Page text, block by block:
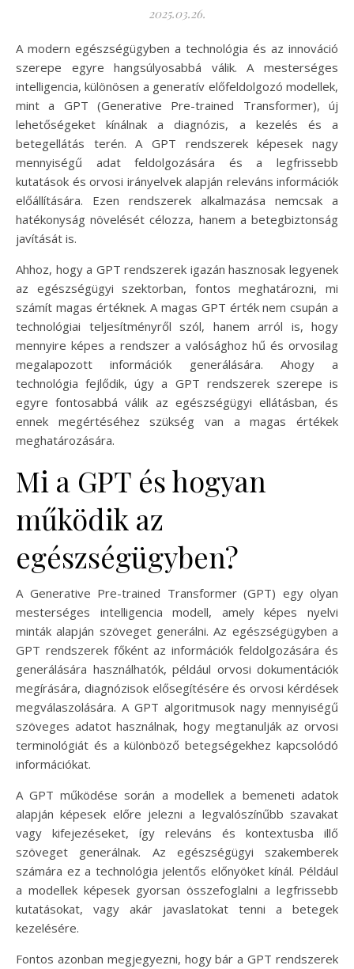
2025.03.26.
A modern egészségügyben a technológia és az innováció
szerepe egyre hangsúlyosabbá válik. A mesterséges
intelligencia, különösen a generatív előfeldolgozó modellek,
mint a GPT (Generative Pre-trained Transformer), új
lehetőségeket kínálnak a diagnózis, a kezelés és a
betegellátás terén. A GPT rendszerek képesek nagy
mennyiségű adat feldolgozására és a legfrissebb
kutatások és orvosi irányelvek alapján releváns információk
előállítására. Ezen rendszerek alkalmazása nemcsak a
hatékonyság növelését célozza, hanem a betegbiztonság
javítását is.
Ahhoz, hogy a GPT rendszerek igazán hasznosak legyenek
az egészségügyi szektorban, fontos meghatározni, mi
számít magas értéknek. A magas GPT érték nem csupán a
technológiai teljesítményről szól, hanem arról is, hogy
mennyire képes a rendszer a valósághoz hű és orvosilag
megalapozott információk generálására. Ahogy a
technológia fejlődik, úgy a GPT rendszerek szerepe is
egyre fontosabbá válik az egészségügyi ellátásban, és
ennek megértéséhez szükség van a magas értékek
meghatározására.
Mi a GPT és hogyan
működik az
egészségügyben?
A Generative Pre-trained Transformer (GPT) egy olyan
mesterséges intelligencia modell, amely képes nyelvi
minták alapján szöveget generálni. Az egészségügyben a
GPT rendszerek főként az információk feldolgozására és
generálására használhatók, például orvosi dokumentációk
megírására, diagnózisok elősegítésére és orvosi kérdések
megválaszolására. A GPT algoritmusok nagy mennyiségű
szöveges adatot használnak, hogy megtanulják az orvosi
terminológiát és a különböző betegségekhez kapcsolódó
információkat.
A GPT működése során a modellek a bemeneti adatok
alapján képesek előre jelezni a legvalószínűbb szavakat
vagy kifejezéseket, így releváns és kontextusba illő
szöveget generálnak. Az egészségügyi szakemberek
számára ez a technológia jelentős előnyöket kínál. Például
a modellek képesek gyorsan összefoglalni a legfrissebb
kutatásokat, vagy akár javaslatokat tenni a betegek
kezelésére.
Fontos azonban megjegyezni, hogy bár a GPT rendszerek